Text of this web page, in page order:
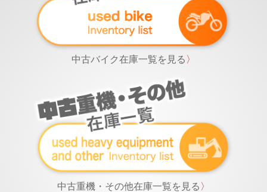
中古バイク在庫一覧を見る 〉
中古重機・その他在庫一覧を見る 〉